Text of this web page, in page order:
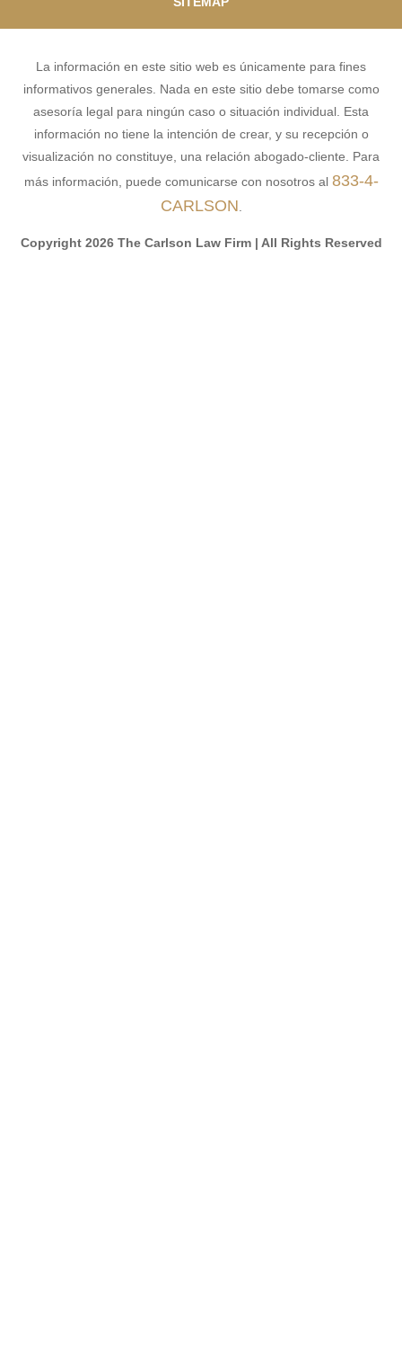
La información en este sitio web es únicamente para fines
informativos generales. Nada en este sitio debe tomarse como
asesoría legal para ningún caso o situación individual. Esta
información no tiene la intención de crear, y su recepción o
visualización no constituye, una relación abogado-cliente. Para
más información, puede comunicarse con nosotros al 833-4-
CARLSON
Copyright 2026 The Carlson Law Firm | All Rights Reserved